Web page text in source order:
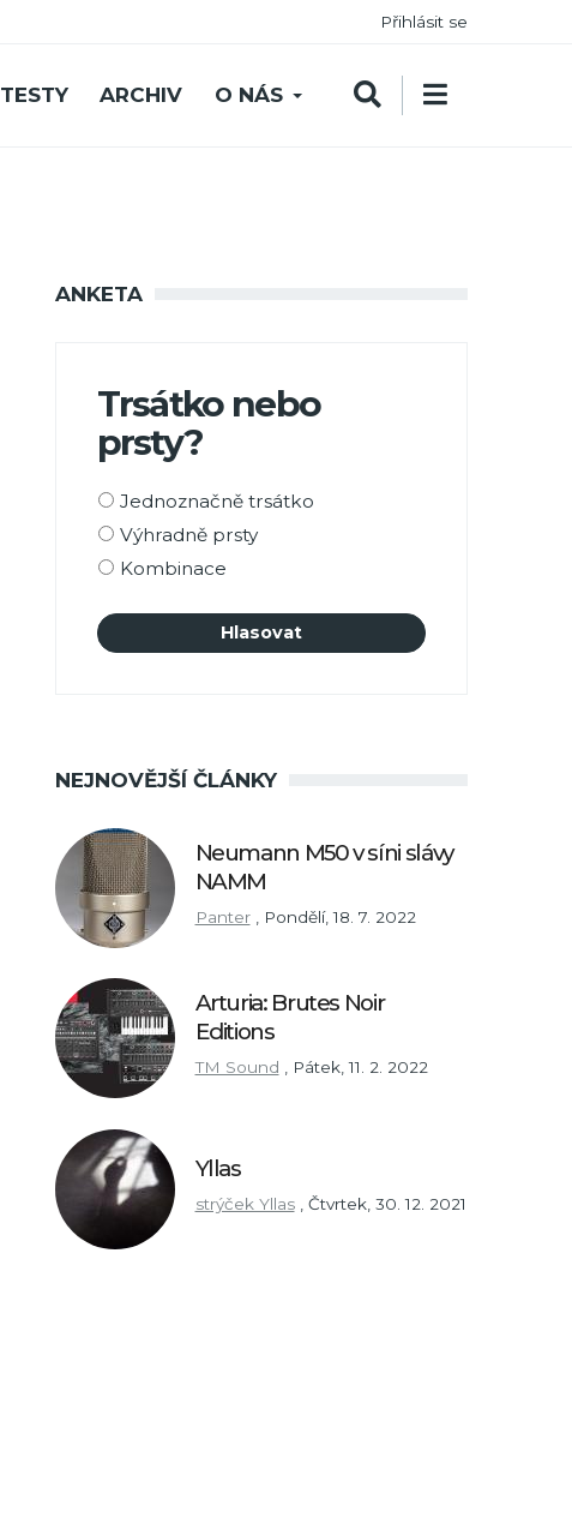
Přihlásit se
TESTY ARCHIV O NÁS
ANKETA
Trsátko nebo
prsty?
Možnosti
výběru
Jednoznačně trsátko
Výhradně prsty
Kombinace
NEJNOVĚJŠÍ ČLÁNKY
Neumann M50 v síni slávy
NAMM
Panter Pondělí, 18. 7. 2022
Arturia: Brutes Noir
Editions
TM Sound , Pátek, 11. 2. 2022
Yllas
strýček Yllas Čtvrtek, 30. 12. 2021